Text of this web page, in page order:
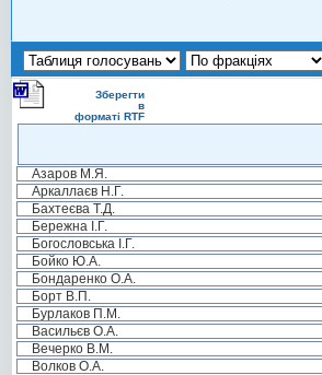
Зберегти
в
форматі RTF
Азаров М.Я.
Аркаллаєв Н.Г.
Бахтеєва Т.Д.
Бережна І.Г.
Богословська І.Г.
Бойко Ю.А.
Бондаренко О.А.
Борт В.П.
Бурлаков П.М.
Васильєв О.А.
Вечерко В.М.
Волков О.А.